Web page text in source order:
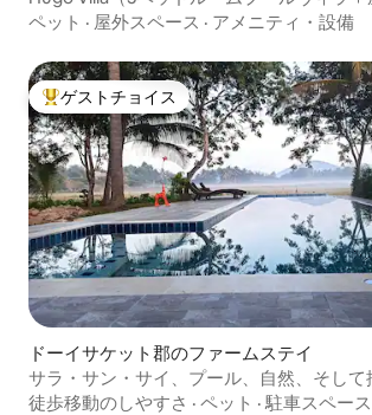
ペット · 屋外スペース · アメニティ・設備
大好評のゲストチョイスです。
ゲストチョイス
ドーイサケット郡のファームステイ
サラ・サン・サイ、プール、自然、そし
徒歩移動のしやすさ · ペット · 駐車スペース